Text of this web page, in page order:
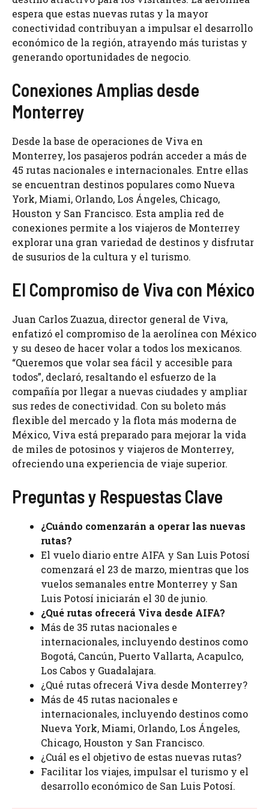
espera que estas nuevas rutas y la mayor
conectividad contribuyan a impulsar el desarrollo
económico de la región, atrayendo más turistas y
generando oportunidades de negocio.
Conexiones Amplias desde
Monterrey
Desde la base de operaciones de Viva en
Monterrey, los pasajeros podrán acceder a más de
45 rutas nacionales e internacionales. Entre ellas
se encuentran destinos populares como Nueva
York, Miami, Orlando, Los Ángeles, Chicago,
Houston y San Francisco. Esta amplia red de
conexiones permite a los viajeros de Monterrey
explorar una gran variedad de destinos y disfrutar
de susurios de la cultura y el turismo.
El Compromiso de Viva con México
Juan Carlos Zuazua, director general de Viva,
enfatizó el compromiso de la aerolínea con México
y su deseo de hacer volar a todos los mexicanos.
“Queremos que volar sea fácil y accesible para
todos”, declaró, resaltando el esfuerzo de la
compañía por llegar a nuevas ciudades y ampliar
sus redes de conectividad. Con su boleto más
flexible del mercado y la flota más moderna de
México, Viva está preparado para mejorar la vida
de miles de potosinos y viajeros de Monterrey,
ofreciendo una experiencia de viaje superior.
Preguntas y Respuestas Clave
¿Cuándo comenzarán a operar las nuevas
rutas?
El vuelo diario entre AIFA y San Luis Potosí
comenzará el 23 de marzo, mientras que los
vuelos semanales entre Monterrey y San
Luis Potosí iniciarán el 30 de junio.
¿Qué rutas ofrecerá Viva desde AIFA?
Más de 35 rutas nacionales e
internacionales, incluyendo destinos como
Bogotá, Cancún, Puerto Vallarta, Acapulco,
Los Cabos y Guadalajara.
¿Qué rutas ofrecerá Viva desde Monterrey?
Más de 45 rutas nacionales e
internacionales, incluyendo destinos como
Nueva York, Miami, Orlando, Los Ángeles,
Chicago, Houston y San Francisco.
¿Cuál es el objetivo de estas nuevas rutas?
Facilitar los viajes, impulsar el turismo y el
desarrollo económico de San Luis Potosí.